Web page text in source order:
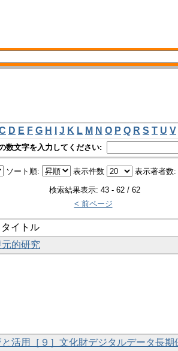
D E F G H J K L M N O P Q R S T U V
数文字を入力してください:
ソート順: 表示件数 表示著者数:
検索結果表示: 43 - 62 / 62
< 前ページ
タイトル
的研究
活用［９］文化財デジタルデータ長期